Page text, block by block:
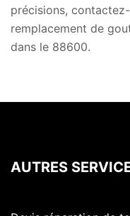
précisions,
remplacement de
dans le 88600.
AUTRES